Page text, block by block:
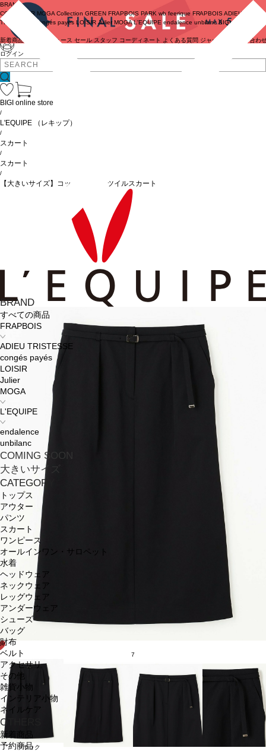
ログイン
BRAND
COUTURIER MOGA Collection GREEN FRAPBOIS PARK wb feerique FRAPBOIS ADIEU
TRISTESSE
congés payés LOISIR Julier MOGA L'EQUIPE endalence unbilanc BIGI online store
新着商品 ニュース セール スタッフ コーディネート よくある質問 ジャーナル お問い合わ
BRAND
すべての商品
FRAPBOIS
ADIEU TRISTESSE
congés payés
LOISIR
Julier
MOGA
L'EQUIPE
endalence
unbilanc
COMING SOON
大きいサイズ
CATEGORY
トップス
アウター
パンツ
スカート
ワンピース
オールインワン・サロペット
水着
ヘッドウェア
ネックウェア
レッグウェア
アンダーウェア
シューズ
バッグ
財布
ベルト
アクセサリ
その他
雑貨小物
インテリア小物
ネイルケア
OTHERS
新着商品
予約商品
BIGI online store
/
L'EQUIPE （レキップ）
/
スカート
/
スカート
/
【大きいサイズ】コットンリネンツイルスカート
7
ブラック